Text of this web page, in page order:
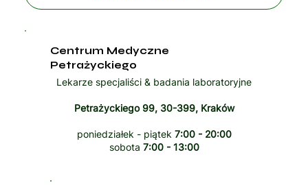
Centrum Medyczne
Petrażyckiego
Lekarze specjaliści & badania laboratoryjne
Petrażyckiego 99, 30-399, Kraków
poniedziałek - piątek 7:00 - 20:00
sobota 7:00 - 13:00